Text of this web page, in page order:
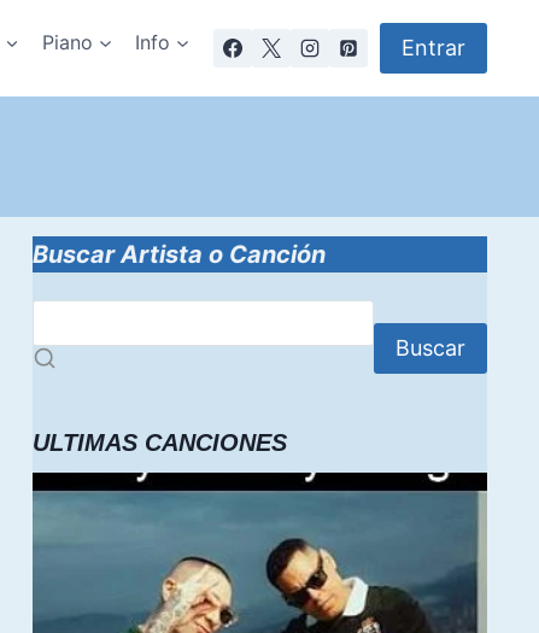
Piano Info Entrar
Buscar Artista o Canción
Buscar
ULTIMAS CANCIONES